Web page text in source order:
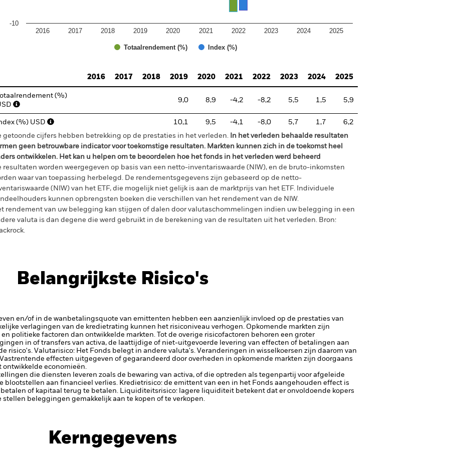
Totaalrendement (%) Index (%)
2016 2017 2018 2019 2020 2021 2022 2023 2024 2025
-10
2016
2017 2018 2019 2020 2021 2022 2023 2024 2025
Totaalrendement (%)
9,0 8,9 -4,2 -8,2 5,5 1,5 5,9
(%) USD 10,1 9,5 -4,1 -8,0 5,7 1,7
6,2
getoonde cijfers hebben betrekking op de prestaties in het verleden. In het verleden behaalde resultaten
geen betrouwbare indicator voor toekomstige resultaten. Markten kunnen zich in de toekomst heel
ontwikkelen. Het kan u helpen om te beoordelen hoe het fonds in het verleden werd beheerd
resultaten worden weergegeven op basis van een netto-inventariswaarde (NIW), en de bruto-inkomsten
waar van toepassing herbelegd. De rendementsgegevens zijn gebaseerd op de netto-
(NIW) van het ETF, die mogelijk niet gelijk is aan de marktprijs van het ETF. Individuele
kunnen opbrengsten boeken die verschillen van het rendement van de NIW.
rendement van uw belegging kan stijgen of dalen door valutaschommelingen indien uw belegging in een
valuta is dan degene die werd gebruikt in de berekening van de resultaten uit het verleden. Bron:
Belangrijkste Risico's
en/of in de wanbetalingsquote van emittenten hebben een aanzienlijk invloed op de prestaties van
verlagingen van de kredietrating kunnen het risiconiveau verhogen. Opkomende markten zijn
politieke factoren dan ontwikkelde markten. Tot de overige risicofactoren behoren een groter
in of transfers van activa, de laattijdige of niet-uitgevoerde levering van effecten of betalingen aan
risico's. Valutarisico: Het Fonds belegt in andere valuta's. Veranderingen in wisselkoersen zijn daarom van
Vastrentende effecten uitgegeven of gegarandeerd door overheden in opkomende markten zijn doorgaans
ontwikkelde economieën.
die diensten leveren zoals de bewaring van activa, of die optreden als tegenpartij voor afgeleide
blootstellen aan financieel verlies. Kredietrisico: de emittent van een in het Fonds aangehouden effect is
of kapitaal terug te betalen. Liquiditeitsrisico: lagere liquiditeit betekent dat er onvoldoende kopers
beleggingen gemakkelijk aan te kopen of te verkopen.
Kerngegevens